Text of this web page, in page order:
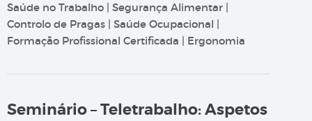
Saúde no Trabalho | Segurança Alimentar |
Controlo de Pragas | Saúde Ocupacional |
Formação Profissional Certificada | Ergonomia
Seminário – Teletrabalho: Aspetos